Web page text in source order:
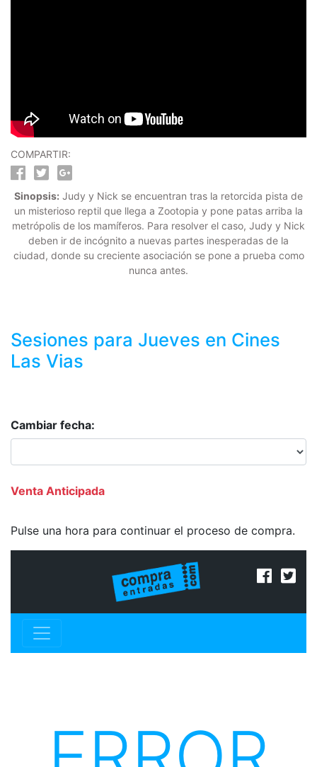
COMPARTIR:
Sinopsis: Judy y Nick se encuentran tras la retorcida pista de
un misterioso reptil que llega a Zootopia y pone patas arriba la
metrópolis de los mamíferos. Para resolver el caso, Judy y Nick
deben ir de incógnito a nuevas partes inesperadas de la
ciudad, donde su creciente asociación se pone a prueba como
nunca antes.
Sesiones para Jueves en Cines
Las Vias
Cambiar fecha:
Venta Anticipada
Pulse una hora para continuar el proceso de compra.